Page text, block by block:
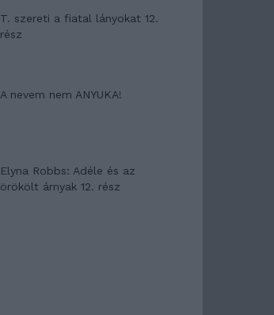
T. szereti a fiatal lányokat 12.
rész
A nevem nem ANYUKA!
Elyna Robbs: Adéle és az
örökölt árnyak 12. rész